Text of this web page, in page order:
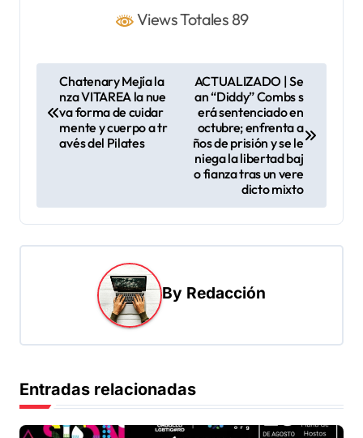
Views Totales 89
a
d
e
n
Chatenary Mejía la
nza VITAREA la nue
va forma de cuidar
mente y cuerpo a tr
avés del Pilates
ACTUALIZADO | Se
an “Diddy” Combs s
erá sentenciado en
octubre; enfrenta a
ños de prisión y se le
niega la libertad baj
o fianza tras un vere
dicto mixto
By Redacción
Entradas relacionadas